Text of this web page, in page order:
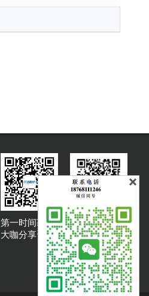
第一时间获取
大咖分享资讯
大咖说吐槽客服